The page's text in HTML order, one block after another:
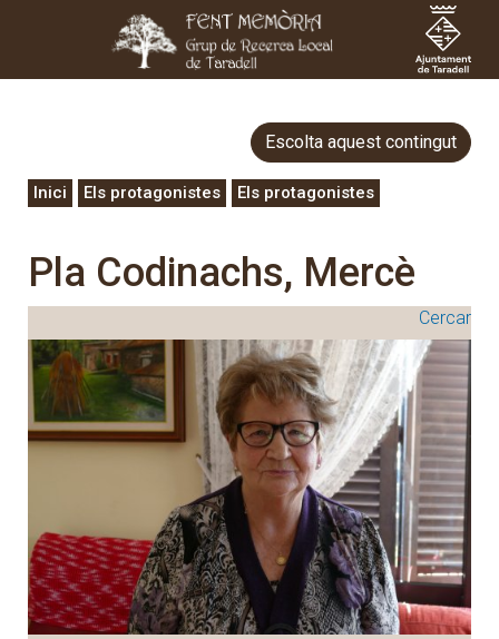
Escolta aquest contingut
Inici Els protagonistes Els protagonistes
Pla Codinachs, Mercè
Cercar